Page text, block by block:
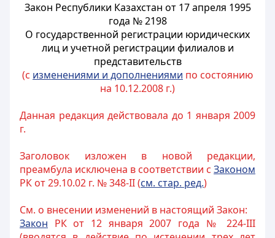
Закон Республики Казахстан от 17 апреля 1995
года № 2198
О государственной регистрации юридических
лиц и учетной регистрации филиалов и
представительств
(с изменениями и дополнениями по состоянию
на 10.12.2008 г.)
Данная редакция действовала до 1 января 2009
г.
Заголовок изложен в новой редакции,
преамбула исключена в соответствии с Законом
РК от 29.10.02 г. № 348-II (см. стар. ред.)
См. о внесении изменений в настоящий Закон:
Закон РК от 12 января 2007 года № 224-III